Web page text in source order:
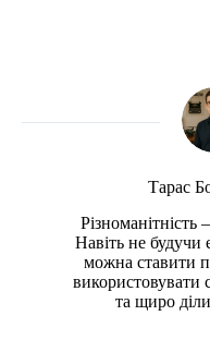
Тарас
Різноманітність
Навіть не будучи
можна ставити
використовувати
та щиро